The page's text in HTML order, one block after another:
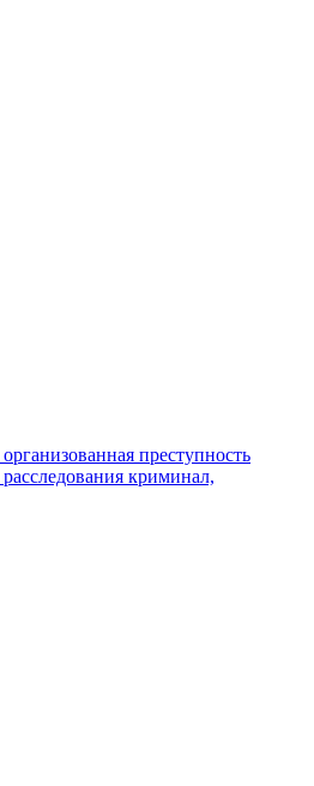
организованная преступность
расследования криминал,